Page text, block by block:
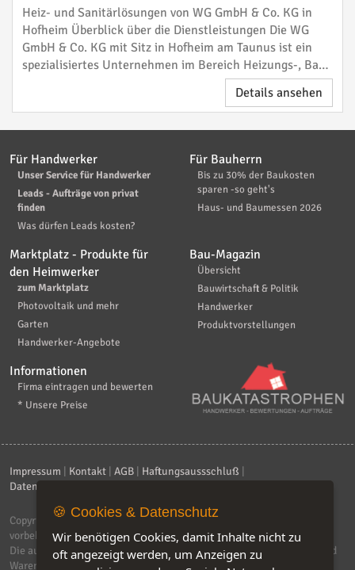
Heiz- und Sanitärlösungen von WG GmbH & Co. KG in
Hofheim Überblick über die Dienstleistungen Die WG
GmbH & Co. KG mit Sitz in Hofheim am Taunus ist ein
spezialisiertes Unternehmen im Bereich Heizungs-, Bad-
und Sanitärtechnik. Das Unternehmen bietet
Details ansehen
Für Handwerker
Unser Service für Handwerker
Leads - Aufträge von privat
finden
Was dürfen Leads kosten?
Für Bauherrn
Bis zu 30% der Baukosten
sparen -so geht's
Haus- und Baumessen 2026
Marktplatz - Produkte für
den Heimwerker
zum Marktplatz
Photovoltaik und mehr
Garten
Handwerker-Angebote
Bau-Magazin
Übersicht
Bauwirtschaft & Politik
Handwerker
Produktvorstellungen
Informationen
Firma eintragen und bewerten
* Unsere Preise
Impressum Kontakt AGB Haftungsaussschluß
Datenschutzerklärung
Copyright © 2026ebiz-consult GmbH & Co. KG
vorbehalten.
Die auf dieser Seite verwendeten Produktbezeichnungen, Namen und
Warenzeichen sind Eigentum der jeweiligen Firmen. Unser Portal
🍪 Cookies & Datenschutz
Wir benötigen Cookies, damit Inhalte nicht zu
oft angezeigt werden, um Anzeigen zu